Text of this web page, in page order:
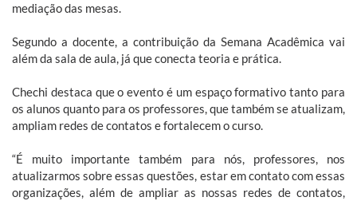
mediação das mesas.
Segundo a docente, a contribuição da Semana Acadêmica vai
além da sala de aula, já que conecta teoria e prática.
Chechi destaca que o evento é um espaço formativo tanto para
os alunos quanto para os professores, que também se atualizam,
ampliam redes de contatos e fortalecem o curso.
“É muito importante também para nós, professores, nos
atualizarmos sobre essas questões, estar em contato com essas
organizações, além de ampliar as nossas redes de contatos,